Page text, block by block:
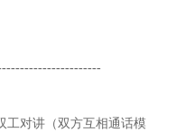
工对讲（双方互相通话模